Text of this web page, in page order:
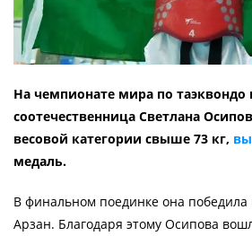
На чемпионате мира по таэквондо
соотечественница Светлана
весовой категории свыше 73 кг,
медаль.
В финальном поединке она победила
Арзан. Благодаря этому Осипова